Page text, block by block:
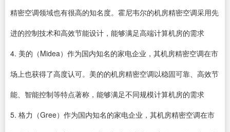
精密空调领域也有很高的知名度。霍尼韦尔的机房精密空调采用先
进的控制技术和高效节能设计，能够满足高端计算机房的需求
4. 美的（Midea）作为国内知名的家电企业，其机房精密空调在市
场上也获得了高度认可。美的的机房精密空调以稳固可靠、高效节
能、智能控制等特点著称，能够满足不同规模计算机房的需求
5. 格力（Gree）作为国内知名的家电企业，其机房精密空调在市